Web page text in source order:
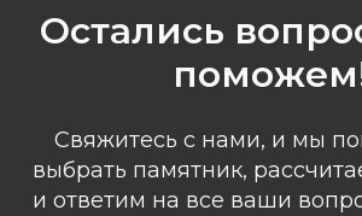
Остались
Свяжитесь с нами, и мы
выбрать памятник,
и ответим на все ваши